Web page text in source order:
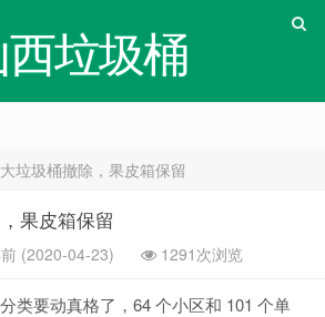
西垃圾桶
垃圾桶撤除，果皮箱保留
果皮箱保留
(2020-04-23) 1291次浏览
类要动真格了，64 个小区和 101 个单